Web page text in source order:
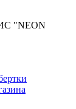
"NEON